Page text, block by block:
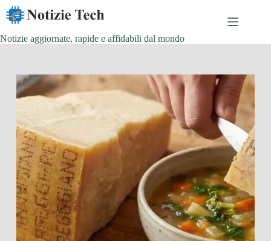
Salta
contenuto
Notizie aggiornate, rapide e affidabili dal mondo